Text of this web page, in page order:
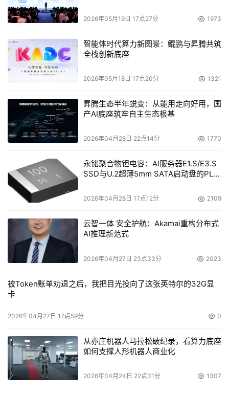
2026年05月19日 17点27分 1973
智能体时代算力新图景：鲲鹏与昇腾共筑
全栈创新底座
2026年05月18日 17点20分 1321
昇腾生态半年蜕变：从能用走向好用，国
产AI底座筑牢自主生态根基
2026年04月28日 22点14分 1770
永铭聚合物钽电容：AI服务器E1.S/E3.S
SSD与U.2超薄5mm SATA启动盘的PLP
2026年04月28日 17点12分 2109
云智一体 安全护航：Akamai重构分布式
AI推理新范式
2026年04月27日 23点33分 2023
被Token账单劝退之后，我把目光投向了这张英特尔的32G显
卡
2026年04月27日 17点59分 0
从亦庄机器人马拉松破纪录，看算力底座
如何支撑人形机器人商业化
2026年04月24日 22点31分 1307